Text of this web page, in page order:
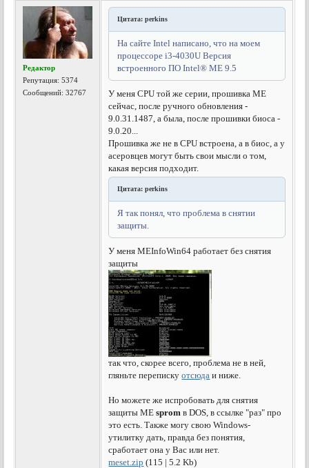
Редактор
Репутация:5374
Сообщений: 32767
Цитата: perkins
На сайте Intel написано, что на моем
процессоре i3-4030U Версия
встроенного ПО Intel® ME 9.5
У меня CPU той же серии, прошивка ME
сейчас, после ручного обновления -
9.0.31.1487, а была, после прошивки биоса -
9.0.20...
Прошивка же не в CPU встроена, а в биос, а у
асеровцев могут быть свои мысли о том,
какая версия подходит.
Цитата: perkins
Я так понял, что проблема в снятии
защиты.
У меня MEInfoWin64 работает без снятия
защиты
так что, скорее всего, проблема не в ней,
гляньте перепискуотсюда и ниже.
Но можете же испробовать для снятия
защиты MEsprom в DOS, в ссылке "раз" про
это есть. Также могу свою Windows-
утилитку дать, правда без понятия,
сработает она у Вас или нет.
meset.zip (115 | 5.2 Kb)